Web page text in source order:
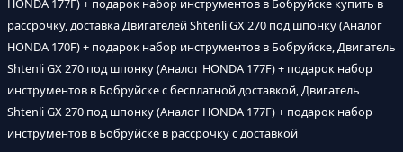
HONDA 177F) + подарок набор инструментов в Бобруйске купить в
рассрочку, доставка Двигателей Shtenli GX 270 под шпонку (Аналог
HONDA 170F) + подарок набор инструментов в Бобруйске, Двигатель
Shtenli GX 270 под шпонку (Аналог HONDA 177F) + подарок набор
инструментов в Бобруйске с бесплатной доставкой, Двигатель
Shtenli GX 270 под шпонку (Аналог HONDA 177F) + подарок набор
инструментов в Бобруйске в рассрочку с доставкой